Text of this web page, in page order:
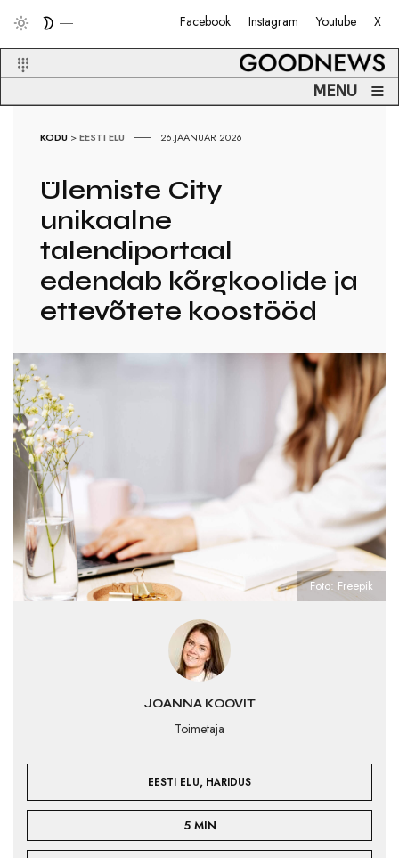
X
Youtube
Instagram
Facebook
MENU ≡
KODU >EESTI ELU 26.JAANUAR 2026
Ülemiste City
unikaalne
talendiportaal
edendab kõrgkoolide ja
ettevõtete koostööd
JOANNA KOOVIT
Toimetaja
EESTI ELU, HARIDUS
5 MIN
Foto: Freepik